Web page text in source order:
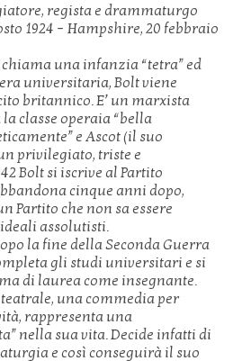
regista e drammaturgo
1924 – Hampshire, 20 febbraio
una infanzia “tetra” ed
universitaria, Bolt viene
britannico. E’ un marxista
classe operaia “bella
e Ascot (il suo
privilegiato, triste e
Bolt si iscrive al Partito
cinque anni dopo,
Partito che non sa essere
assolutisti.
la fine della Seconda Guerra
gli studi universitari e si
di laurea come insegnante.
una commedia per
rappresenta una
nella sua vita. Decide infatti di
e così conseguirà il suo